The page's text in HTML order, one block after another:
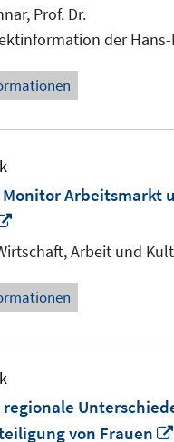
Prof. Dr.
der
Monitor Arbeitsmarkt
neuem
Fenster
öffnen
Arbeit und
von Frauen